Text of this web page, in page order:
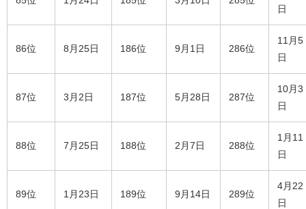
日
86位 8月25日 186位 9月1日 286位
11月5
日
87位 3月2日 187位 5月28日 287位
10月3
日
88位 7月25日 188位 2月7日 288位
1月11
日
89位 1月23日 189位 9月14日 289位
4月22
日